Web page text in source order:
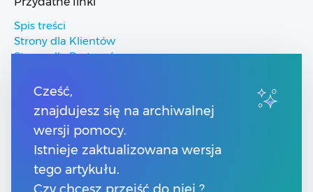
Spis treści
Strony dla Klientów
Strony dla Partnerów
Pomoc Comarch Betterfly
Pomoc Comarch e-Sklep
Pomoc Comarch HRM
Kontakt
Numery telefonów
Cześć,
znajdujesz się na archiwalnej
wersji pomocy.
Istnieje zaktualizowana wersja
tego artykułu.